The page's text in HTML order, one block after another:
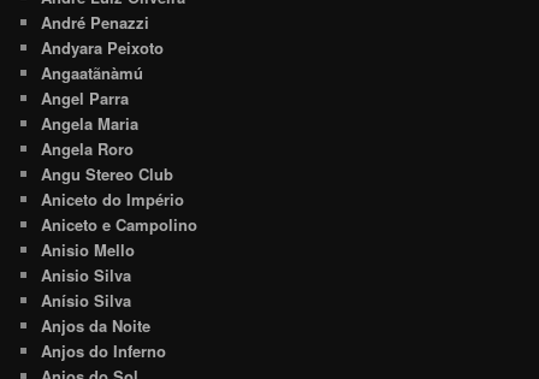
André Penazzi
Andyara Peixoto
Angaatãnàmú
Angel Parra
Angela Maria
Angela Roro
Angu Stereo Club
Aniceto do Império
Aniceto e Campolino
Anisio Mello
Anisio Silva
Anísio Silva
Anjos da Noite
Anjos do Inferno